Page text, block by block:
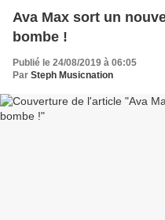
Ava Max sort un
bombe !
Publié le 24/08/2019 à 06:05
Par Steph Musicnation